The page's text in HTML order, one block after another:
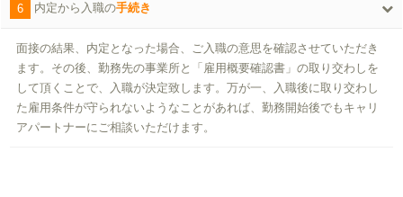
6 内定から入職の手続き
面接の結果、内定となった場合、ご入職の意思を確認させていただき
ます。その後、勤務先の事業所と「雇用概要確認書」の取り交わしを
して頂くことで、入職が決定致します。万が一、入職後に取り交わし
た雇用条件が守られないようなことがあれば、勤務開始後でもキャリ
アパートナーにご相談いただけます。